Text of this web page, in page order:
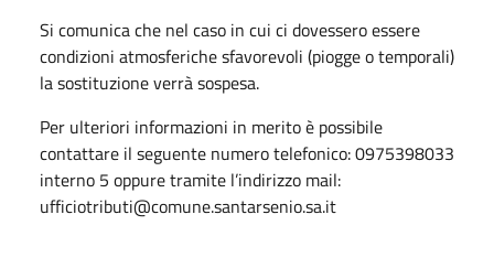
Si comunica che nel caso in cui ci dovessero essere
condizioni atmosferiche sfavorevoli (piogge o temporali)
la sostituzione verrà sospesa.
Per ulteriori informazioni in merito è possibile
contattare il seguente numero telefonico: 0975398033
interno 5 oppure tramite l’indirizzo mail:
ufficiotributi@comune.santarsenio.sa.it